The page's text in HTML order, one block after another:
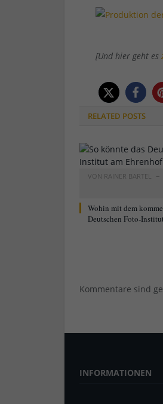
[Und hier geht es
RELATED POSTS
VON RAINER BARTEL
Wohin mit dem
Deutschen Foto-
Kommentare sind
INFORMATIONEN